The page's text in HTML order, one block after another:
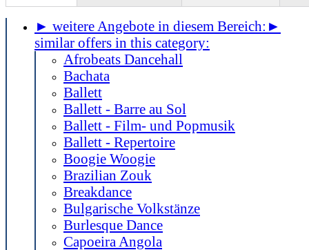
► weitere Angebote in diesem Bereich: ►
similar offers in this category:
Afrobeats Dancehall
Bachata
Ballett
Ballett - Barre au Sol
Ballett - Film- und Popmusik
Ballett - Repertoire
Boogie Woogie
Brazilian Zouk
Breakdance
Bulgarische Volkstänze
Burlesque Dance
Capoeira Angola